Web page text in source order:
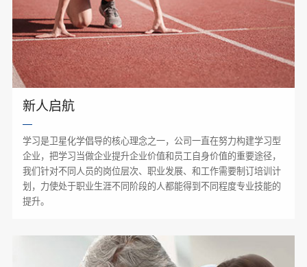
新人启航
学习是卫星化学倡导的核心理念之一，公司一直在努力构建学习型
企业，把学习当做企业提升企业价值和员工自身价值的重要途径，
我们针对不同人员的岗位层次、职业发展、和工作需要制订培训计
划，力使处于职业生涯不同阶段的人都能得到不同程度专业技能的
提升。